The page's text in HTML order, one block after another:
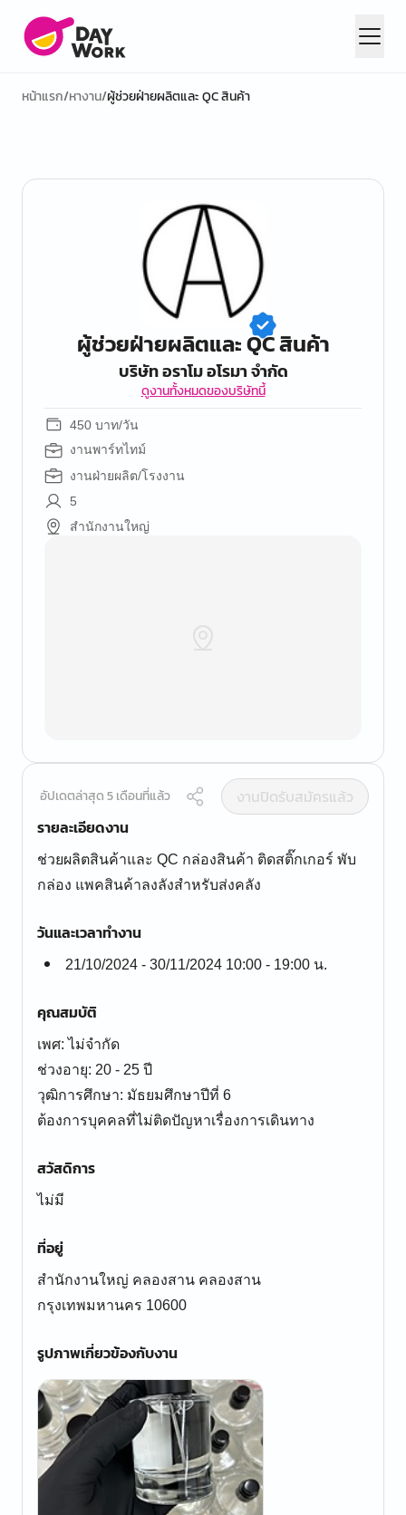
หน้าแรก/หางาน/ผู้ช่วยฝ่ายผลิตและ QC สินค้า
ผู้ช่วยฝ่ายผลิตและ QC สินค้า
บริษัท อราโม อโรมา จำกัด
ดูงานทั้งหมดของบริษัทนี้
450 บาท/วัน
งานพาร์ทไทม์
งานฝ่ายผลิต/โรงงาน
5
สำนักงานใหญ่
อัปเดตล่าสุด 5 เดือนที่แล้ว
งานปิดรับสมัครแล้ว
รายละเอียดงาน
ช่วยผลิตสินค้าและ QC กล่องสินค้า ติดสติ๊กเกอร์ พับ
กล่อง แพคสินค้าลงลังสำหรับส่งคลัง
วันและเวลาทำงาน
21/10/2024 - 30/11/2024 10:00 - 19:00 น.
คุณสมบัติ
เพศ: ไม่จำกัด
ช่วงอายุ: 20 - 25 ปี
วุฒิการศึกษา: มัธยมศึกษาปีที่ 6
ต้องการบุคคลที่ไม่ติดปัญหาเรื่องการเดินทาง
สวัสดิการ
ไม่มี
ที่อยู่
สำนักงานใหญ่ คลองสาน คลองสาน
กรุงเทพมหานคร 10600
รูปภาพเกี่ยวข้องกับงาน